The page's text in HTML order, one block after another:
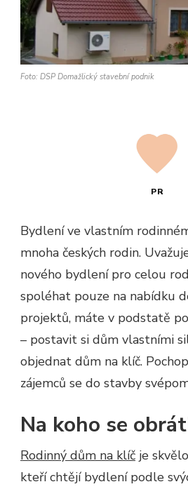
Foto: DSP Domažlický stavební podnik
PR
Bydlení ve vlastním
mnoha českých rodin.
nového bydlení pro celou
spoléhat pouze na nabídku
projektů, máte v podstatě
– postavit si dům vlastními
objednat dům na klíč.
zájemců se do stavby
Na koho se
Rodinný dům na klíč je
kteří chtějí bydlení podle